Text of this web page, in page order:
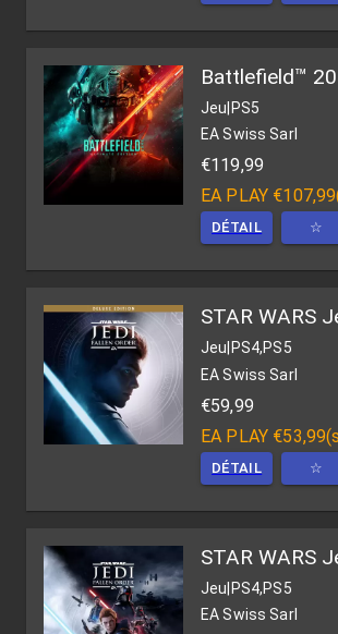
Battlefield™
Jeu|PS5
EA Swiss Sarl
€119,99
EA PLAY €107,99
DÉTAIL ☆
STAR WARS
Jeu PS4,PS5
EA Swiss Sarl
€59,99
EA PLAY €53,99(
DÉTAIL ☆
STAR WARS
Jeu|PS4,PS5
EA Swiss Sarl